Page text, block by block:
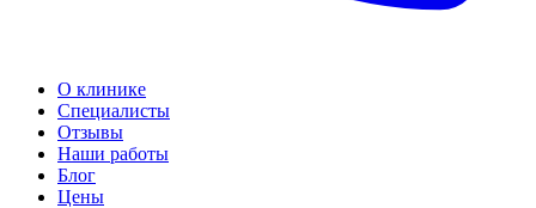
О клинике
Специалисты
Отзывы
Наши работы
Блог
Цены